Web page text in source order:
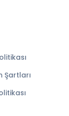
Şartları